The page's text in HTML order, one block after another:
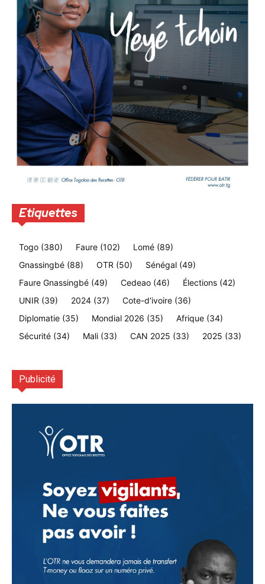
Etiquettes
Togo (380) Faure (102) Lomé (89)
Gnassingbé (88) OTR (50) Sénégal (49)
Faure Gnassingbé (49) Cedeao (46) Élections (42)
UNIR (39) 2024 (37) Cote-d'ivoire (36)
Diplomatie (35) Mondial 2026 (35) Afrique (34)
Sécurité (34) Mali (33) CAN 2025 (33) 2025 (33)
Publicité